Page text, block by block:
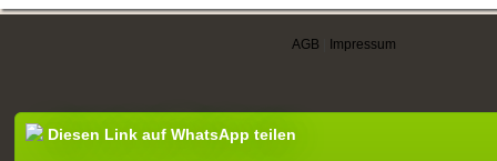
AGB Impressum
Diesen Link auf WhatsApp teilen